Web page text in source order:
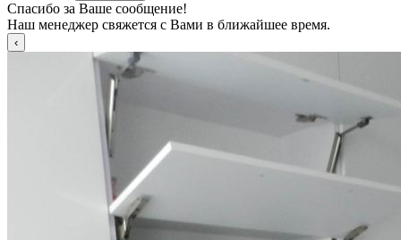
Спасибо за Ваше сообщение!
Наш менеджер свяжется с Вами в ближайшее время.